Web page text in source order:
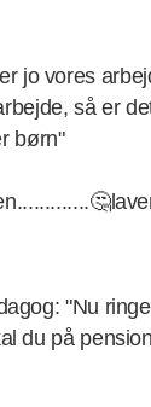
jo vores
så er
børn"
"Nu
du på